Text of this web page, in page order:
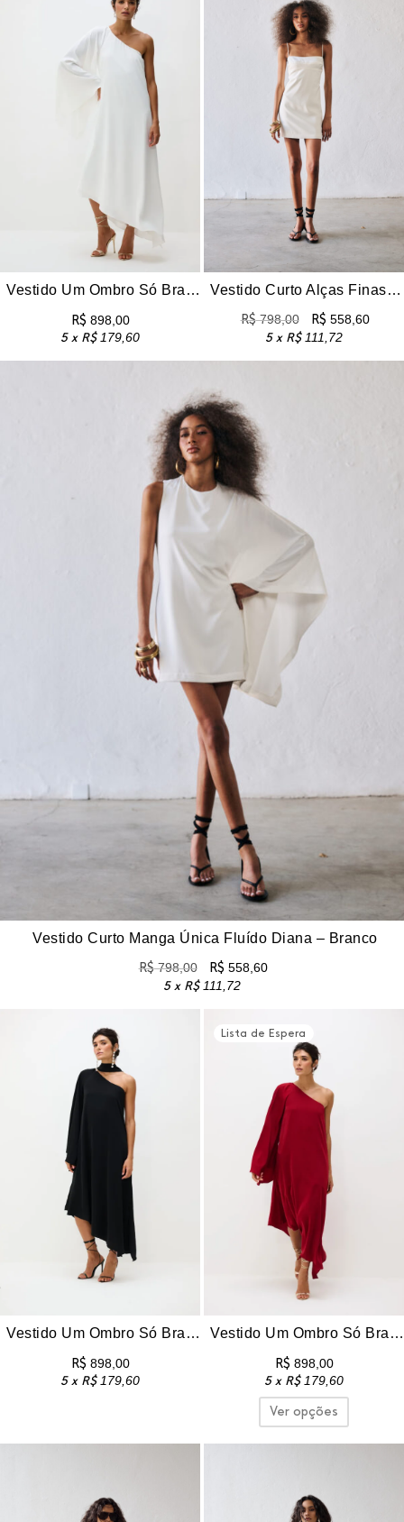
Vestido Um Ombro Só Braga – Branco
R$ 898,00
5 x R$179,60
Vestido Curto Alças Finas Malu – Branco
R$798,00 R$ 558,60
5 x R$111,72
Vestido Curto Manga Única Fluído Diana – Branco
R$798,00 R$ 558,60
5 x R$111,72
Vestido Um Ombro Só Braga – Preto
R$ 898,00
5 x R$179,60
Lista de Espera
Vestido Um Ombro Só Braga – Vinho
R$ 898,00
5 x R$179,60
Ver opções